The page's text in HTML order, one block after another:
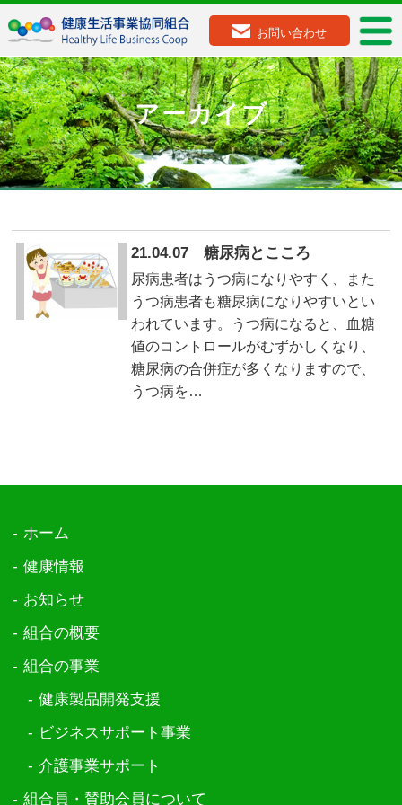
お問い合わせ
アーカイブ
21.04.07 糖尿病とこころ
尿病患者はうつ病になりやすく、また
うつ病患者も糖尿病になりやすいとい
われています。うつ病になると、血糖
値のコントロールがむずかしくなり、
糖尿病の合併症が多くなりますので、
うつ病を…
ホーム
健康情報
お知らせ
組合の概要
組合の事業
健康製品開発支援
ビジネスサポート事業
介護事業サポート
組合員・賛助会員について